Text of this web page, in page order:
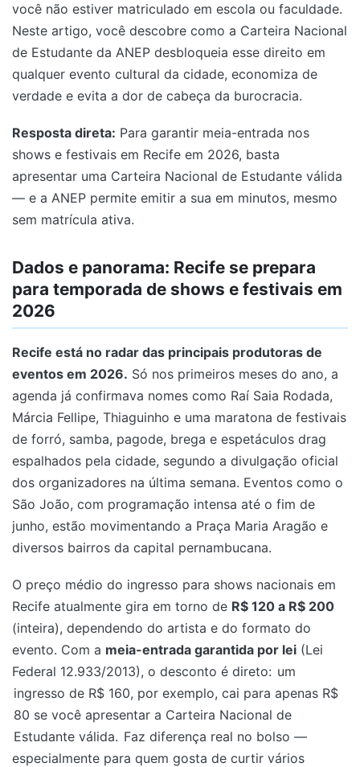
você não estiver matriculado em escola ou faculdade.
Neste artigo, você descobre como a Carteira Nacional
de Estudante da ANEP desbloqueia esse direito em
qualquer evento cultural da cidade, economiza de
verdade e evita a dor de cabeça da burocracia.
Resposta direta: Para garantir meia-entrada nos
shows e festivais em Recife em 2026, basta
apresentar uma Carteira Nacional de Estudante válida
— e a ANEP permite emitir a sua em minutos, mesmo
sem matrícula ativa.
Dados e panorama: Recife se prepara
para temporada de shows e festivais em
2026
Recife está no radar das principais produtoras de
eventos em 2026. Só nos primeiros meses do ano, a
agenda já confirmava nomes como Raí Saia Rodada,
Márcia Fellipe, Thiaguinho e uma maratona de festivais
de forró, samba, pagode, brega e espetáculos drag
espalhados pela cidade, segundo a divulgação oficial
dos organizadores na última semana. Eventos como o
São João, com programação intensa até o fim de
junho, estão movimentando a Praça Maria Aragão e
diversos bairros da capital pernambucana.
O preço médio do ingresso para shows nacionais em
Recife atualmente gira em torno de R$ 120 a R$ 200
(inteira), dependendo do artista e do formato do
evento. Com a meia-entrada garantida por lei (Lei
Federal 12.933/2013), o desconto é direto: um
ingresso de R$ 160, por exemplo, cai para apenas R$
80 se você apresentar a Carteira Nacional de
Estudante válida. Faz diferença real no bolso —
especialmente para quem gosta de curtir vários